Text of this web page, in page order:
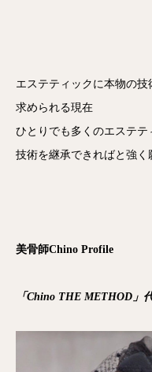
エステティックに本物の技
求められる現在
ひとりでも多くのエステテ
技術を継承できればと強く
美骨師Chino Profile
「Chino THE METHOD」